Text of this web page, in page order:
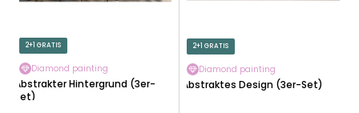
R
U
N
R
R
O
D
U
2+1 GRATIS
Diamond painting
Abstrakter Hintergrund (3er-
Set)
2+1 GRATIS
Diamond painting
Abstraktes Design (3er-Set)